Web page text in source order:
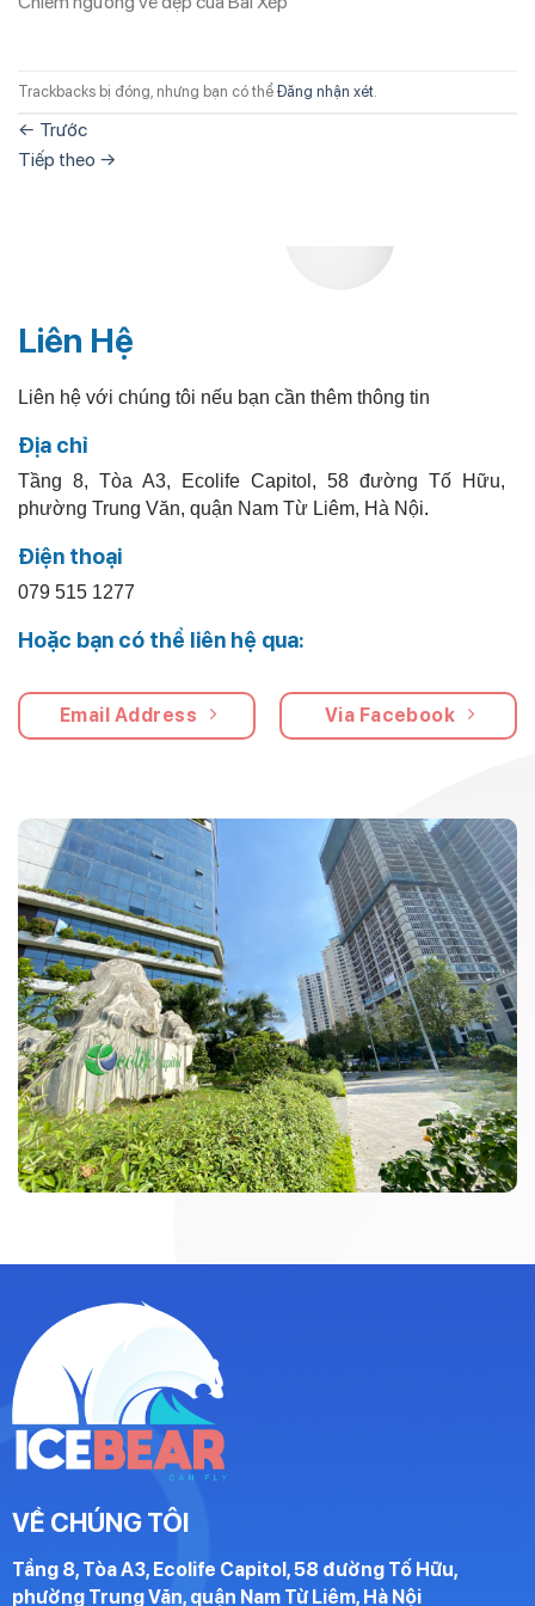
Trackbacks bị đóng, nhưng bạn có thể Đăng nhận xét
← Trước
Tiếp theo →
Liên Hệ
Liên hệ với chúng tôi nếu bạn cần thêm thông tin
Địa chỉ
Tầng 8, Tòa A3, Ecolife Capitol, 58 đường Tố Hữu,
phường Trung Văn, quận Nam Từ Liêm, Hà Nội.
Điện thoại
079 515 1277
Hoặc bạn có thể liên hệ qua:
Email Address Via Facebook
VỀ CHÚNG TÔI
Tầng 8, Tòa A3, Ecolife Capitol, 58 đường Tố Hữu,
phường Trung Văn, quận Nam Từ Liêm, Hà Nội